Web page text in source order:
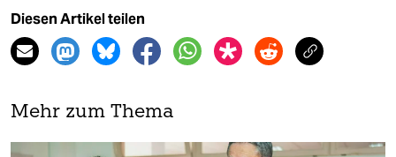
Diesen Artikel teilen
Mehr zum Thema